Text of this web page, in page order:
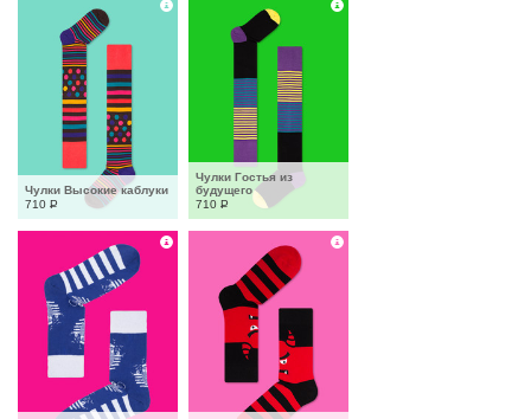
Чулки Высокие каблуки
710 Р
Чулки Гостья из
будущего
710 Р